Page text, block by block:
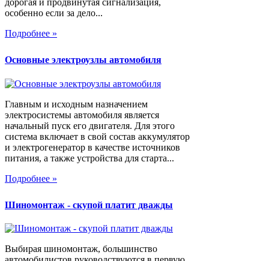
дорогая и продвинутая сигнализация,
особенно если за дело...
Подробнее »
Основные электроузлы автомобиля
Главным и исходным назначением
электросистемы автомобиля является
начальный пуск его двигателя. Для этого
система включает в свой состав аккумулятор
и электрогенератор в качестве источников
питания, а также устройства для старта...
Подробнее »
Шиномонтаж - скупой платит дважды
Выбирая шиномонтаж, большинство